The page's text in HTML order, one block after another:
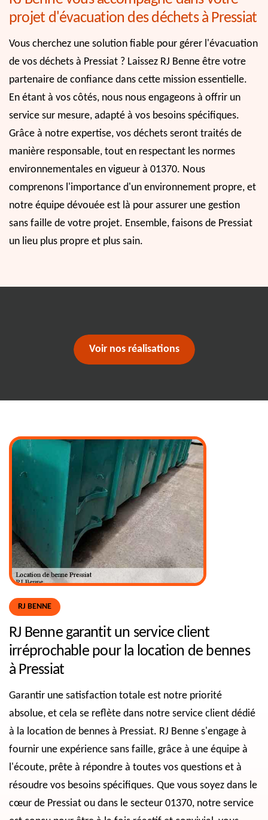
projet d'évacuation des déchets à Pressiat
Vous cherchez une solution fiable pour gérer l'évacuation
de vos déchets à Pressiat ? Laissez RJ Benne être votre
partenaire de confiance dans cette mission essentielle.
En étant à vos côtés, nous nous engageons à offrir un
service sur mesure, adapté à vos besoins spécifiques.
Grâce à notre expertise, vos déchets seront traités de
manière responsable, tout en respectant les normes
environnementales en vigueur à 01370. Nous
comprenons l'importance d'un environnement propre, et
notre équipe dévouée est là pour assurer une gestion
sans faille de votre projet. Ensemble, faisons de Pressiat
un lieu plus propre et plus sain.
Voir nos réalisations
RJ BENNE
RJ Benne garantit un service client
irréprochable pour la location de bennes
à Pressiat
Garantir une satisfaction totale est notre priorité
absolue, et cela se reflète dans notre service client dédié
à la location de bennes à Pressiat. RJ Benne s'engage à
fournir une expérience sans faille, grâce à une équipe à
l'écoute, prête à répondre à toutes vos questions et à
résoudre vos besoins spécifiques. Que vous soyez dans le
cœur de Pressiat ou dans le secteur 01370, notre service